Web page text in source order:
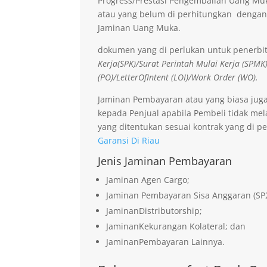
atau yang belum di perhitungkan
Jaminan Uang Muka.
dokumen yang di perlukan untuk
Kerja(SPK)/Surat Perintah Mulai Kerja
(PO)/LetterOfIntent (LOI)/Work Order (WO).
Jaminan Pembayaran atau yang biasa
kepada Penjual apabila Pembeli tidak
yang ditentukan sesuai kontrak yang di
Garansi Di Riau
Jenis Jaminan Pembayaran
Jaminan Agen Cargo;
Jaminan Pembayaran Sisa Anggaran
JaminanDistributorship;
JaminanKekurangan Kolateral; dan
JaminanPembayaran Lainnya.